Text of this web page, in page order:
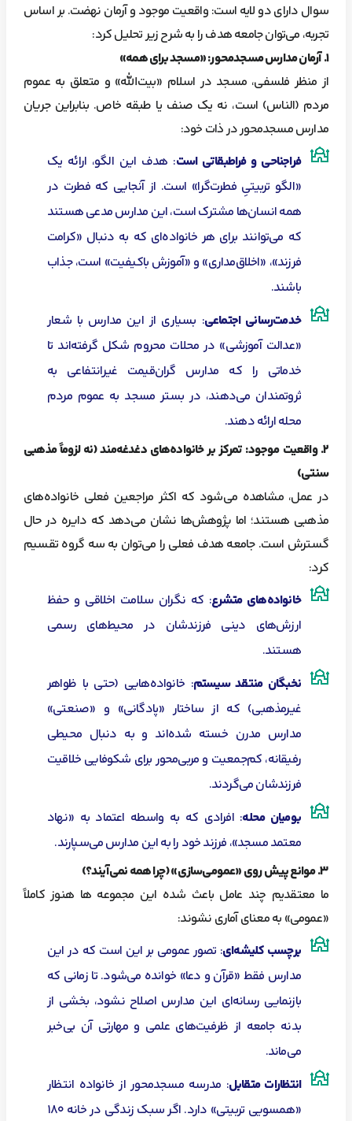
سوال دارای دو لایه است: واقعیت موجود و آرمان نهضت. بر اساس
تجربه، می‌توان جامعه هدف را به شرح زیر تحلیل کرد:
۱. آرمان مدارس مسجدمحور: «مسجد برای همه»
از منظر فلسفی، مسجد در اسلام «بیت‌الله» و متعلق به عموم
مردم (الناس) است، نه یک صنف یا طبقه خاص. بنابراین جریان
مدارس مسجدمحور در ذات خود:
فراجناحی و فراطبقاتی است: هدف این الگو، ارائه یک
«الگو تربیتیِ فطرت‌گرا» است. از آنجایی که فطرت در
همه انسان‌ها مشترک است، این مدارس مدعی هستند
که می‌توانند برای هر خانواده‌ای که به دنبال «کرامت
فرزند»، «اخلاق‌مداری» و «آموزش باکیفیت» است، جذاب
باشند.
خدمت‌رسانی اجتماعی: بسیاری از این مدارس با شعار
«عدالت آموزشی» در محلات محروم شکل گرفته‌اند تا
خدماتی را که مدارس گران‌قیمت غیرانتفاعی به
ثروتمندان می‌دهند، در بستر مسجد به عموم مردم
محله ارائه دهند.
۲. واقعیت موجود: تمرکز بر خانواده‌های دغدغه‌مند (نه لزوماً مذهبی
سنتی)
در عمل، مشاهده می‌شود که اکثر مراجعین فعلی خانواده‌های
مذهبی هستند؛ اما پژوهش‌ها نشان می‌دهد که دایره در حال
گسترش است. جامعه هدف فعلی را می‌توان به سه گروه تقسیم
کرد:
خانواده‌های متشرع: که نگران سلامت اخلاقی و حفظ
ارزش‌های دینی فرزندشان در محیط‌های رسمی
هستند.
نخبگان منتقد سیستم: خانواده‌هایی (حتی با ظواهر
غیرمذهبی) که از ساختار «پادگانی» و «صنعتی»
مدارس مدرن خسته شده‌اند و به دنبال محیطی
رفیقانه، کم‌جمعیت و مربی‌محور برای شکوفایی خلاقیت
فرزندشان می‌گردند.
بومیان محله: افرادی که به واسطه اعتماد به «نهاد
معتمد مسجد»، فرزند خود را به این مدارس می‌سپارند.
۳. موانع پیش روی «عمومی‌سازی» (چرا همه نمی‌آیند؟)
ما معتقدیم چند عامل باعث شده این مجموعه ها هنوز کاملاً
«عمومی» به معنای آماری نشوند:
برچسب کلیشه‌ای: تصور عمومی بر این است که در این
مدارس فقط «قرآن و دعا» خوانده می‌شود. تا زمانی که
بازنمایی رسانه‌ای این مدارس اصلاح نشود، بخشی از
بدنه جامعه از ظرفیت‌های علمی و مهارتی آن بی‌خبر
می‌ماند.
انتظارات متقابل: مدرسه مسجدمحور از خانواده انتظار
«همسویی تربیتی» دارد. اگر سبک زندگی در خانه ۱۸۰